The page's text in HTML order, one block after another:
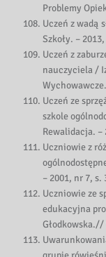
Problemy
Uczeń z wadą
Szkoły. –
Uczeń z
nauczyciela /
Uczeń ze
szkole
Rewalidacja. –
Uczniowie z
– 2001, nr 7, s.
Uczniowie ze
edukacyjna
Głodkowska.//